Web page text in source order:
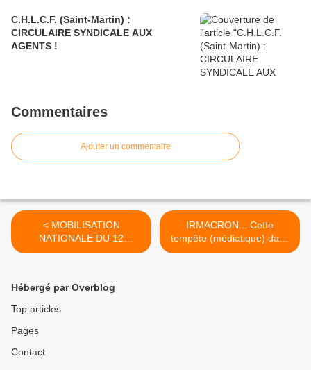
C.H.L.C.F. (Saint-Martin) :
CIRCULAIRE SYNDICALE AUX
AGENTS !
Commentaires
Ajouter un commentaire
< MOBILISATION
NATIONALE DU 12
SEPTEMBRE 2017
IRMACRON... Cette
tempête (médiatique) dans
un coui d'eau ! >
Hébergé par Overblog
Top articles
Pages
Contact